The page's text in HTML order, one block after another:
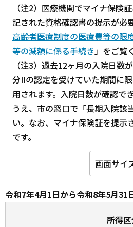
（注2）医療機関でマイナ保険
記された資格確認書の提示が必
高齢者医療制度の医療費等の限
等の減額に係る手続き」をご覧
（注3）過去12ヶ月の入院日数
分IIの認定を受けていた期間に
用されます。入院日数が確認で
うえ、市の窓口で「長期入院該
い。なお、マイナ保険証を提示
です。
画面サイ
令和7年4月1日から令和8年5月31
所得